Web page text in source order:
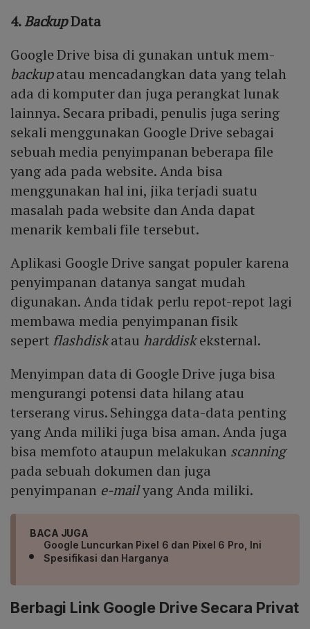
4.BackupData
Google Drive bisa di gunakan untuk mem-
backupatau mencadangkan data yang telah
ada di komputer dan juga perangkat lunak
lainnya. Secara pribadi, penulis juga sering
sekali menggunakan Google Drive sebagai
sebuah media penyimpanan beberapa file
yang ada pada website. Anda bisa
menggunakan hal ini, jika terjadi suatu
masalah pada website dan Anda dapat
menarik kembali file tersebut.
Aplikasi Google Drive sangat populer karena
penyimpanan datanya sangat mudah
digunakan. Anda tidak perlu repot-repot lagi
membawa media penyimpanan fisik
sepert flashdiskatau harddiskeksternal.
Menyimpan data di Google Drive juga bisa
mengurangi potensi data hilang atau
terserang virus. Sehingga data-data penting
yang Anda miliki juga bisa aman. Anda juga
bisa memfoto ataupun melakukan scanning
pada sebuah dokumen dan juga
penyimpanan e-mailyang Anda miliki.
BACA JUGA
Google Luncurkan Pixel 6 dan Pixel 6 Pro, Ini
Spesifikasi dan Harganya
Berbagi Link Google Drive Secara Privat